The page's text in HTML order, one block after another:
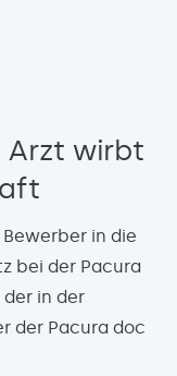
Arzt wirbt
in die
bei der Pacura
in der
der Pacura doc